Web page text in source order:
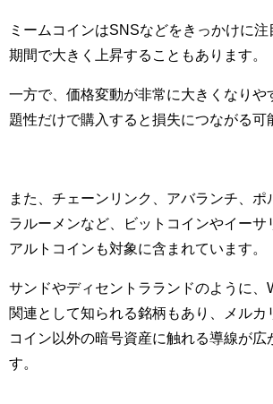
ミームコインはSNSなどをきっかけに
期間で大きく上昇することもあります。
一方で、価格変動が非常に大きくなりや
題性だけで購入すると損失につながる可
また、チェーンリンク、アバランチ、ポ
ラルーメンなど、ビットコインやイーサ
アルトコインも対象に含まれています。
サンドやディセントラランドのように、
関連として知られる銘柄もあり、メルカ
コイン以外の暗号資産に触れる導線が広
す。